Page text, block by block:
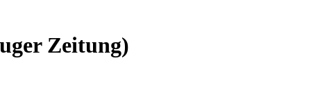
Zeitung)